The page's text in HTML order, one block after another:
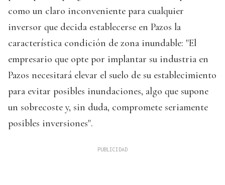
como un claro inconveniente para cualquier
inversor que decida establecerse en Pazos la
característica condición de zona inundable: "El
empresario que opte por implantar su industria en
Pazos necesitará elevar el suelo de su establecimiento
para evitar posibles inundaciones, algo que supone
un sobrecoste y, sin duda, compromete seriamente
posibles inversiones".